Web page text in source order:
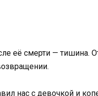
её смерти — тишина.
нас с девочкой и